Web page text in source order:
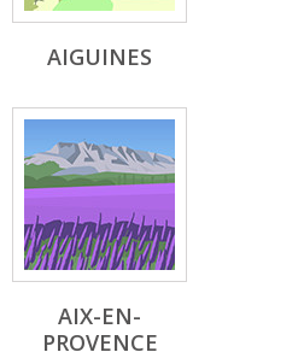
AIGUINES
AIX-EN-
PROVENCE